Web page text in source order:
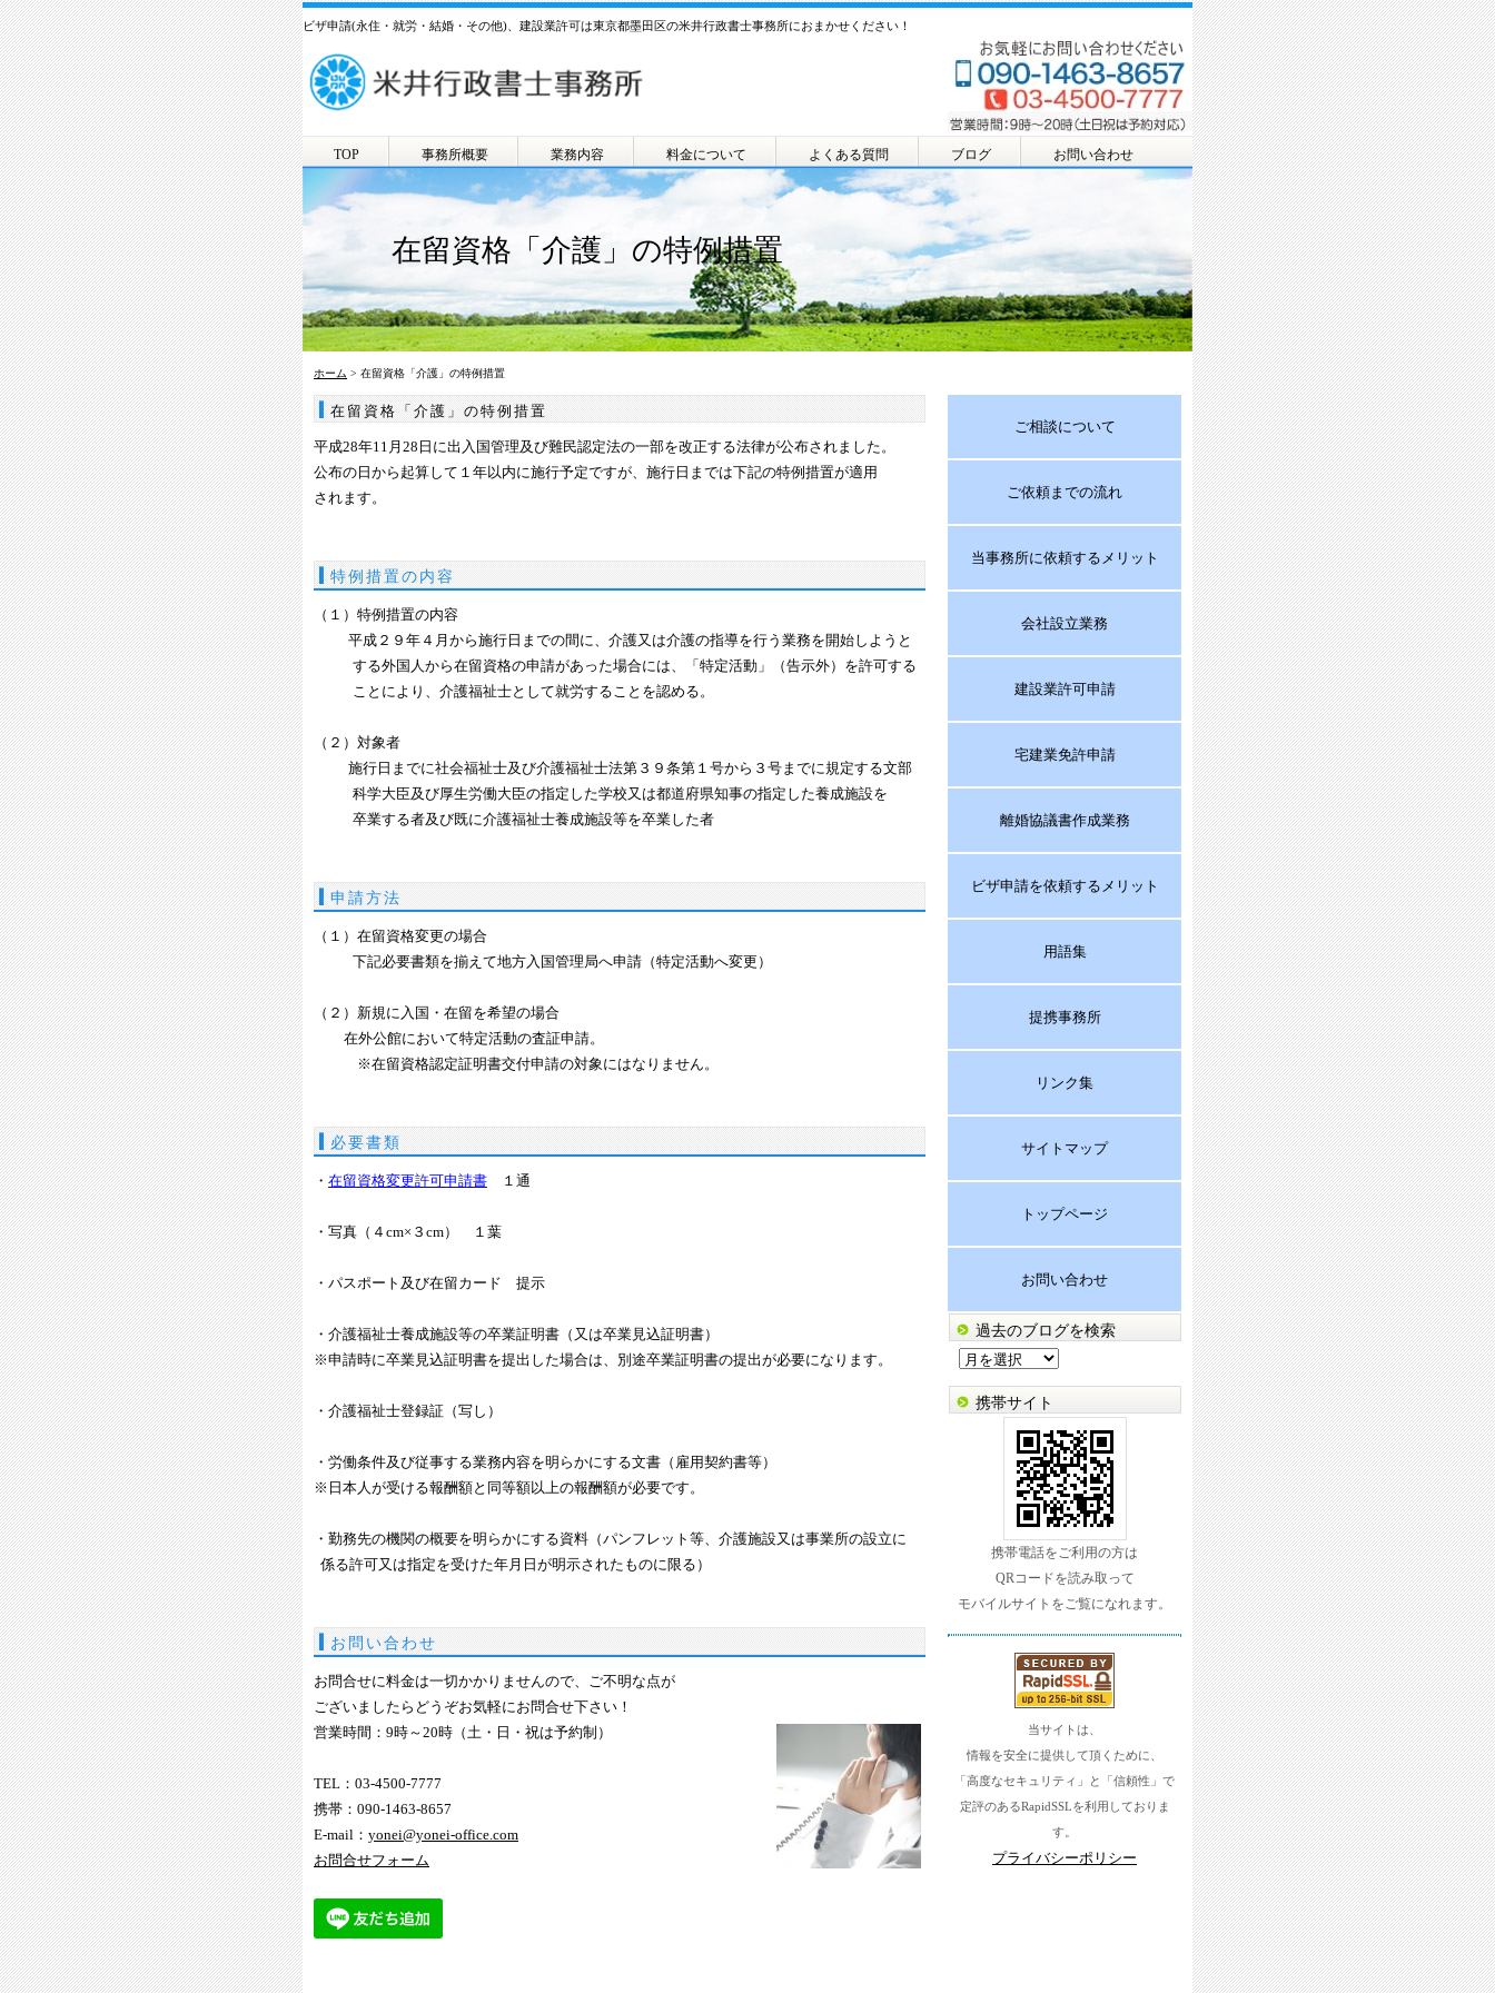
ビザ申請(永住・就労・結婚・その他)、建設業許可は東京都墨田区の米井行政書士事務所におまかせください！
TOP 事務所概要 業務内容 料金について よくある質問 ブログ お問い合わせ
在留資格「介護」の特例措置
ホーム > 在留資格「介護」の特例措置
在留資格「介護」の特例措置
平成28年11月28日に出入国管理及び難民認定法の一部を改正する法律が公布されました。
公布の日から起算して１年以内に施行予定ですが、施行日までは下記の特例措置が適用
されます。
特例措置の内容
（１）特例措置の内容
平成２９年４月から施行日までの間に、介護又は介護の指導を行う業務を開始しようと
する外国人から在留資格の申請があった場合には、「特定活動」（告示外）を許可する
ことにより、介護福祉士として就労することを認める。
（２）対象者
施行日までに社会福祉士及び介護福祉士法第３９条第１号から３号までに規定する文部
科学大臣及び厚生労働大臣の指定した学校又は都道府県知事の指定した養成施設を
卒業する者及び既に介護福祉士養成施設等を卒業した者
申請方法
（１）在留資格変更の場合
下記必要書類を揃えて地方入国管理局へ申請（特定活動へ変更）
（２）新規に入国・在留を希望の場合
在外公館において特定活動の査証申請。
※在留資格認定証明書交付申請の対象にはなりません。
必要書類
・ 在留資格変更許可申請書 １通
・写真（４cm×３cm） １葉
・パスポート及び在留カード 提示
・介護福祉士養成施設等の卒業証明書（又は卒業見込証明書）
※申請時に卒業見込証明書を提出した場合は、別途卒業証明書の提出が必要になります。
・介護福祉士登録証（写し）
・労働条件及び従事する業務内容を明らかにする文書（雇用契約書等）
※日本人が受ける報酬額と同等額以上の報酬額が必要です。
・勤務先の機関の概要を明らかにする資料（パンフレット等、介護施設又は事業所の設立に
係る許可又は指定を受けた年月日が明示されたものに限る）
お問い合わせ
お問合せに料金は一切かかりませんので、ご不明な点が
ございましたらどうぞお気軽にお問合せ下さい！
営業時間：9時～20時（土・日・祝は予約制）
TEL：03-4500-7777
携帯：090-1463-8657
E-mail： yonei@yonei-office.com
お問合せフォーム
ご相談について
ご依頼までの流れ
当事務所に依頼するメリット
会社設立業務
建設業許可申請
宅建業免許申請
離婚協議書作成業務
ビザ申請を依頼するメリット
用語集
提携事務所
リンク集
サイトマップ
トップページ
お問い合わせ
過去のブログを検索
去
の
携帯サイト
携帯電話をご利用の方は
QRコードを読み取って
モバイルサイトをご覧になれます。
当サイトは、
情報を安全に提供して頂くために、
「高度なセキュリティ」と「信頼性」で
定評のあるRapidSSLを利用しておりま
す。
プライバシーポリシー